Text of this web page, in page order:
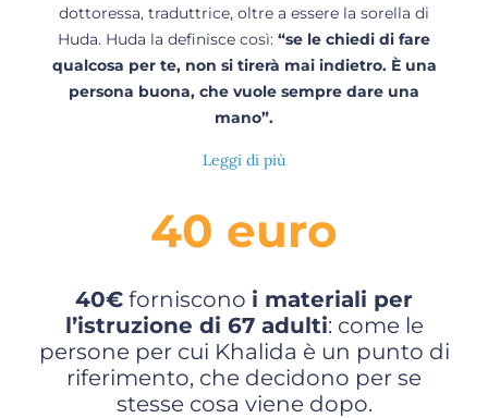
dottoressa, traduttrice, oltre a essere la sorella di
Huda. Huda la definisce così: “se le chiedi di fare
qualcosa per te, non si tirerà mai indietro. È una
persona buona, che vuole sempre dare una
mano”.
Leggi di più
40 euro
40€ forniscono i materiali per
l’istruzione di 67 adulti: come le
persone per cui Khalida è un punto di
riferimento, che decidono per se
stesse cosa viene dopo.